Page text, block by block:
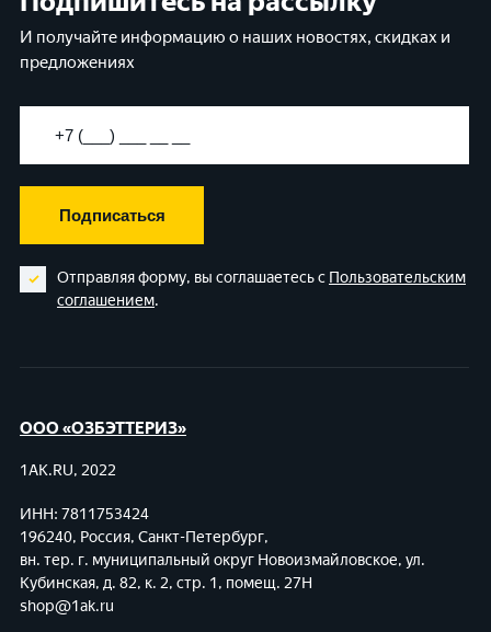
И получайте информацию о наших новостях, скидках и
предложениях
Подписаться
Отправляя форму, вы соглашаетесь с Пользовательским
соглашением.
ООО «ОЗБЭТТЕРИЗ»
1AK.RU, 2022
ИНН: 7811753424
196240, Россия, Санкт-Петербург,
вн. тер. г. муниципальный округ Новоизмайловское, ул.
Кубинская, д. 82, к. 2, стр. 1, помещ. 27Н
shop@1ak.ru